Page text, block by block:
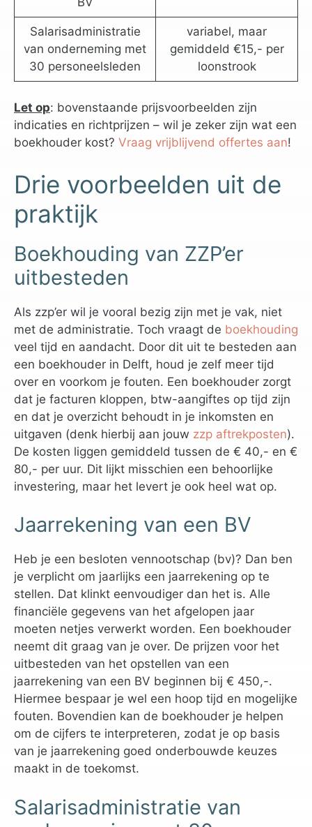
Salarisadministratie
van onderneming met
30 personeelsleden
variabel, maar
gemiddeld €15,- per
loonstrook
Let op: bovenstaande prijsvoorbeelden zijn
indicaties en richtprijzen – wil je zeker zijn wat een
boekhouder kost? Vraag vrijblijvend offertes aan!
Drie voorbeelden uit de
praktijk
Boekhouding van ZZP’er
uitbesteden
Als zzp’er wil je vooral bezig zijn met je vak, niet
met de administratie. Toch vraagt de boekhouding
veel tijd en aandacht. Door dit uit te besteden aan
een boekhouder in Delft, houd je zelf meer tijd
over en voorkom je fouten. Een boekhouder zorgt
dat je facturen kloppen, btw-aangiftes op tijd zijn
en dat je overzicht behoudt in je inkomsten en
uitgaven (denk hierbij aan jouw zzp aftrekposten).
De kosten liggen gemiddeld tussen de € 40,- en €
80,- per uur. Dit lijkt misschien een behoorlijke
investering, maar het levert je ook heel wat op.
Jaarrekening van een BV
Heb je een besloten vennootschap (bv)? Dan ben
je verplicht om jaarlijks een jaarrekening op te
stellen. Dat klinkt eenvoudiger dan het is. Alle
financiële gegevens van het afgelopen jaar
moeten netjes verwerkt worden. Een boekhouder
neemt dit graag van je over. De prijzen voor het
uitbesteden van het opstellen van een
jaarrekening van een BV beginnen bij € 450,-.
Hiermee bespaar je wel een hoop tijd en mogelijke
fouten. Bovendien kan de boekhouder je helpen
om de cijfers te interpreteren, zodat je op basis
van je jaarrekening goed onderbouwde keuzes
maakt in de toekomst.
Salarisadministratie van